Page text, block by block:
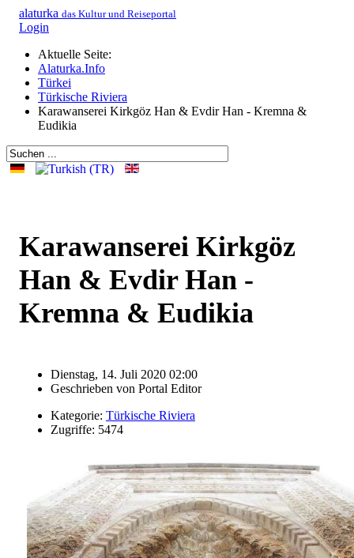
alaturka das Kultur und Reiseportal
Login
Aktuelle Seite:
Alaturka.Info
Türkei
Türkische Riviera
Karawanserei Kirkgöz Han & Evdir Han - Kremna &
Eudikia
Karawanserei Kirkgöz
Han & Evdir Han -
Kremna & Eudikia
Dienstag, 14. Juli 2020 02:00
Geschrieben von Portal Editor
Kategorie: Türkische Riviera
Zugriffe: 5474